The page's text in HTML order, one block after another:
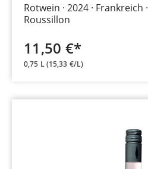
Rotwein 2024 Frankreich
Roussillon
11,50 €*
0,75 L(15,33 €/L)